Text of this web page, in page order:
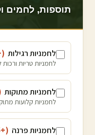
תוספות, לחמים
לחמניות רגילות
לחמניות טריות
לחמניות מתוקות
לחמניות קלועות
לחמניות פרנה (+₪